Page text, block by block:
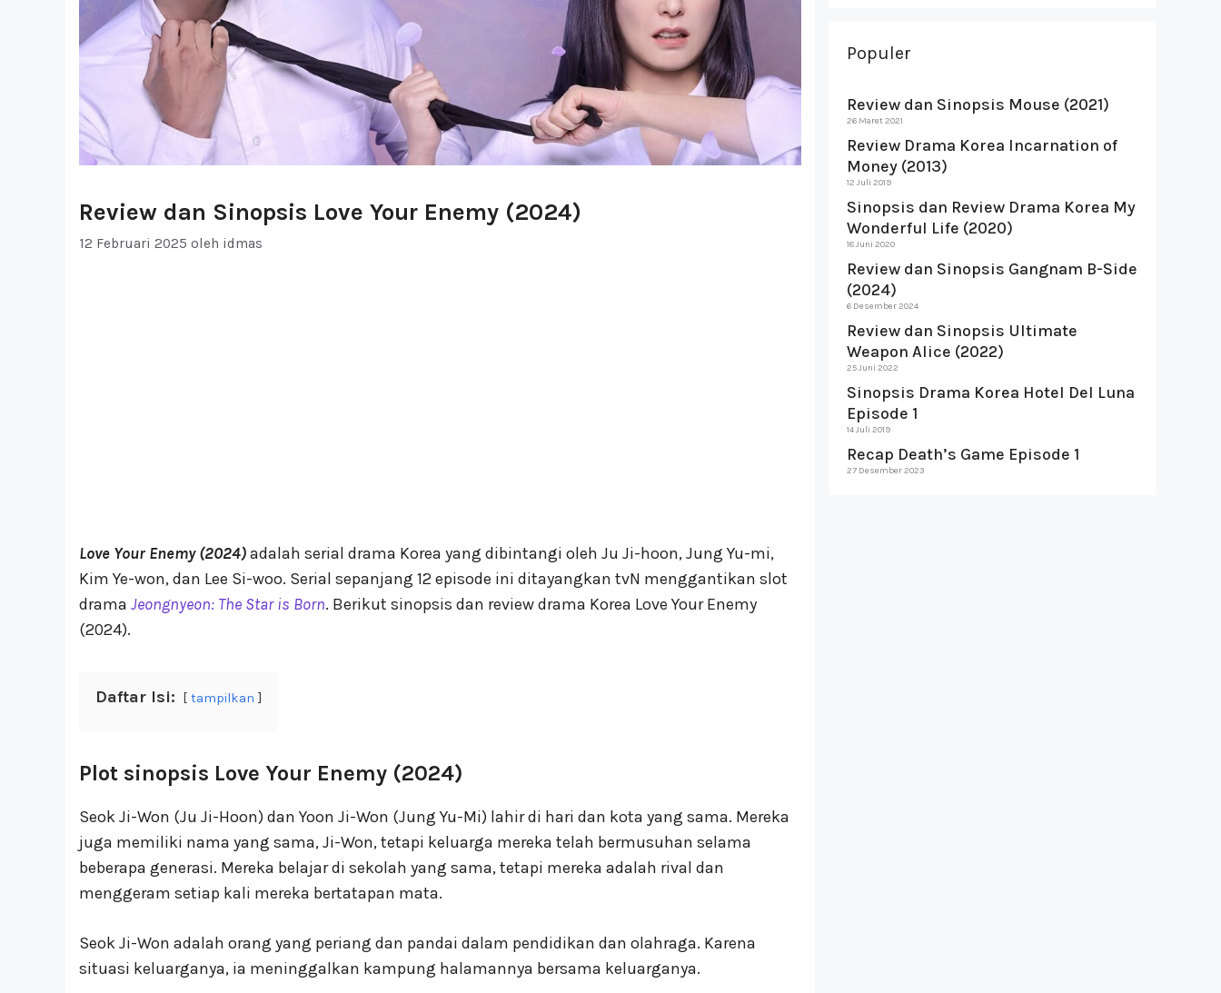
Review dan Sinopsis Love Your Enemy (2024)
12 Februari 2025 oleh idmas
Love Your Enemy (2024)adalah serial drama Korea yang dibintangi oleh Ju Ji-hoon, Jung Yu-mi,
Kim Ye-won, dan Lee Si-woo. Serial sepanjang 12 episode ini ditayangkan tvN menggantikan slot
drama Jeongnyeon: The Star is Born. Berikut sinopsis dan review drama Korea Love Your Enemy
(2024).
Daftar Isi: tampilkan
Plot sinopsis Love Your Enemy (2024)
Seok Ji-Won (Ju Ji-Hoon) dan Yoon Ji-Won (Jung Yu-Mi) lahir di hari dan kota yang sama. Mereka
juga memiliki nama yang sama, Ji-Won, tetapi keluarga mereka telah bermusuhan selama
beberapa generasi. Mereka belajar di sekolah yang sama, tetapi mereka adalah rival dan
menggeram setiap kali mereka bertatapan mata.
Seok Ji-Won adalah orang yang periang dan pandai dalam pendidikan dan olahraga. Karena
situasi keluarganya, ia meninggalkan kampung halamannya bersama keluarganya.
Populer
Review dan Sinopsis Mouse (2021)
26 Maret 2021
Review Drama Korea Incarnation of
Money (2013)
12 Juli 2019
Sinopsis dan Review Drama Korea My
Wonderful Life (2020)
18 Juni 2020
Review dan Sinopsis Gangnam B-Side
(2024)
6 Desember 2024
Review dan Sinopsis Ultimate
Weapon Alice (2022)
25 Juni 2022
Sinopsis Drama Korea Hotel Del Luna
Episode 1
14 Juli 2019
Recap Death’s Game Episode 1
27 Desember 2023